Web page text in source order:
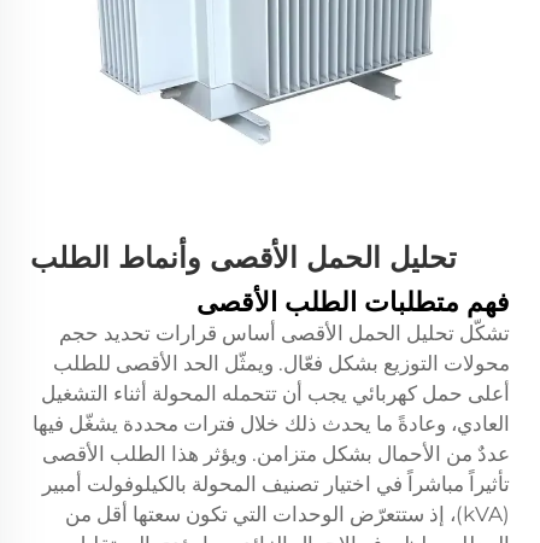
تحليل الحمل الأقصى وأنماط الطلب
فهم متطلبات الطلب الأقصى
تشكّل تحليل الحمل الأقصى أساس قرارات تحديد حجم
محولات التوزيع بشكل فعّال. ويمثّل الحد الأقصى للطلب
أعلى حمل كهربائي يجب أن تتحمله المحولة أثناء التشغيل
العادي، وعادةً ما يحدث ذلك خلال فترات محددة يشغّل فيها
عددٌ من الأحمال بشكل متزامن. ويؤثر هذا الطلب الأقصى
تأثيراً مباشراً في اختيار تصنيف المحولة بالكيلوفولت أمبير
(kVA)، إذ ستتعرّض الوحدات التي تكون سعتها أقل من